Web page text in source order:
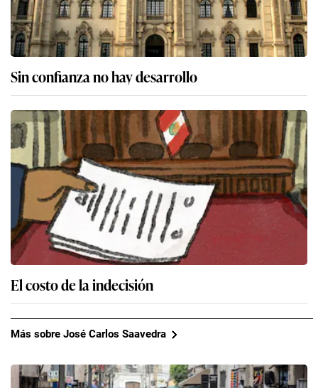
Sin confianza no hay desarrollo
El costo de la indecisión
Más sobre José Carlos Saavedra